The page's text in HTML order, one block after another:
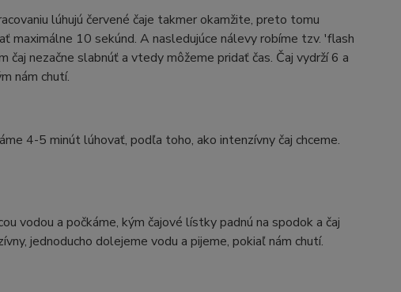
lúhujú červené čaje takmer okamžite, preto tomu
maximálne 10 sekúnd. A nasledujúce nálevy robíme tzv. 'flash
nezačne slabnúť a vtedy môžeme pridať čas. Čaj vydrží 6 a
nám chutí.
4-5 minút lúhovať, podľa toho, ako intenzívny čaj chceme.
vodou a počkáme, kým čajové lístky padnú na spodok a čaj
jednoducho dolejeme vodu a pijeme, pokiaľ nám chutí.